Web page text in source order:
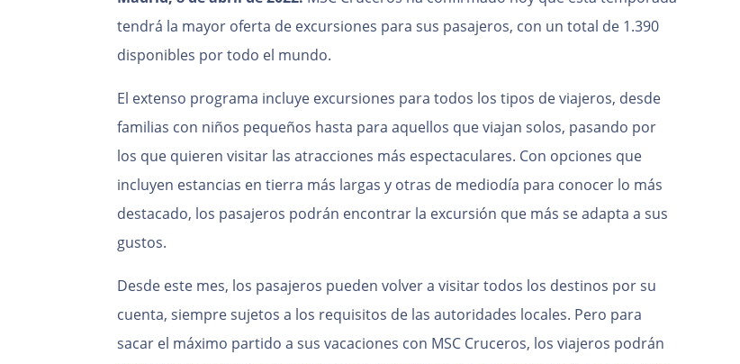
tendrá la mayor oferta de excursiones para sus pasajeros, con un total de 1.390
disponibles por todo el mundo.
El extenso programa incluye excursiones para todos los tipos de viajeros, desde
familias con niños pequeños hasta para aquellos que viajan solos, pasando por
los que quieren visitar las atracciones más espectaculares. Con opciones que
incluyen estancias en tierra más largas y otras de mediodía para conocer lo más
destacado, los pasajeros podrán encontrar la excursión que más se adapta a sus
gustos.
Desde este mes, los pasajeros pueden volver a visitar todos los destinos por su
cuenta, siempre sujetos a los requisitos de las autoridades locales. Pero para
sacar el máximo partido a sus vacaciones con MSC Cruceros, los viajeros podrán